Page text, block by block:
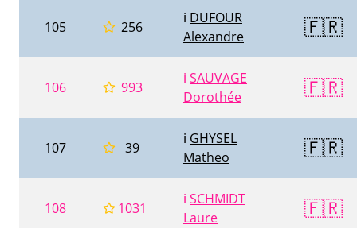
105 256
ℹ️ DUFOUR
Alexandre
🇫🇷
106 993
ℹ️ SAUVAGE
Dorothée
🇫🇷
107 39
ℹ️ GHYSEL
Matheo
🇫🇷
108 1031
ℹ️ SCHMIDT
Laure
🇫🇷